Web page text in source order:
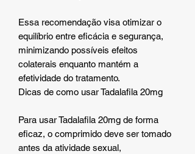
Essa recomendação visa otimizar o
equilíbrio entre eficácia e segurança,
minimizando possíveis efeitos
colaterais enquanto mantém a
efetividade do tratamento.
Dicas de como usar Tadalafila 20mg
Para usar Tadalafila 20mg de forma
eficaz, o comprimido deve ser tomado
antes da atividade sexual,